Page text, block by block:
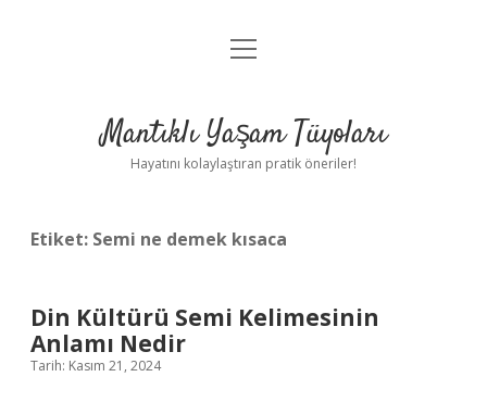
Anasayfa
Yasal Uyarı
menüyü
Mantıklı Yaşam Tüyoları
Hayatını kolaylaştıran pratik öneriler!
Etiket: Semi ne demek kısaca
Din Kültürü Semi Kelimesinin
Anlamı Nedir
Tarih: Kasım 21, 2024